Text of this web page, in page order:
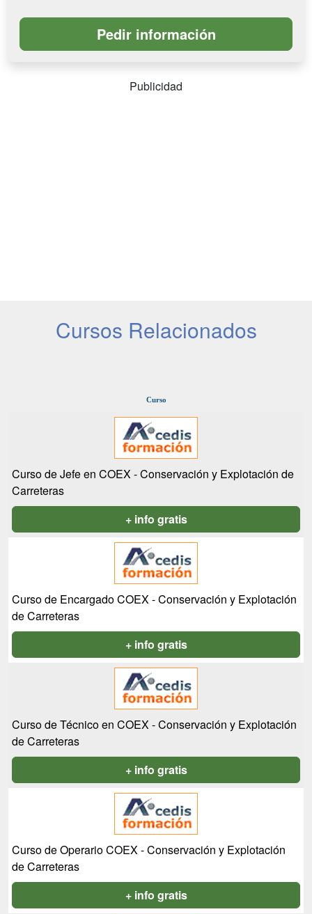
Publicidad
Cursos Relacionados
Curso
Curso de Jefe en COEX - Conservación y Explotación de
Carreteras
+ info gratis
Curso de Encargado COEX - Conservación y Explotación
de Carreteras
+ info gratis
Curso de Técnico en COEX - Conservación y Explotación
de Carreteras
+ info gratis
Curso de Operario COEX - Conservación y Explotación
de Carreteras
+ info gratis